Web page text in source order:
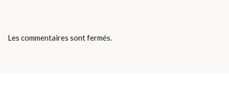
Les commentaires sont fermés.